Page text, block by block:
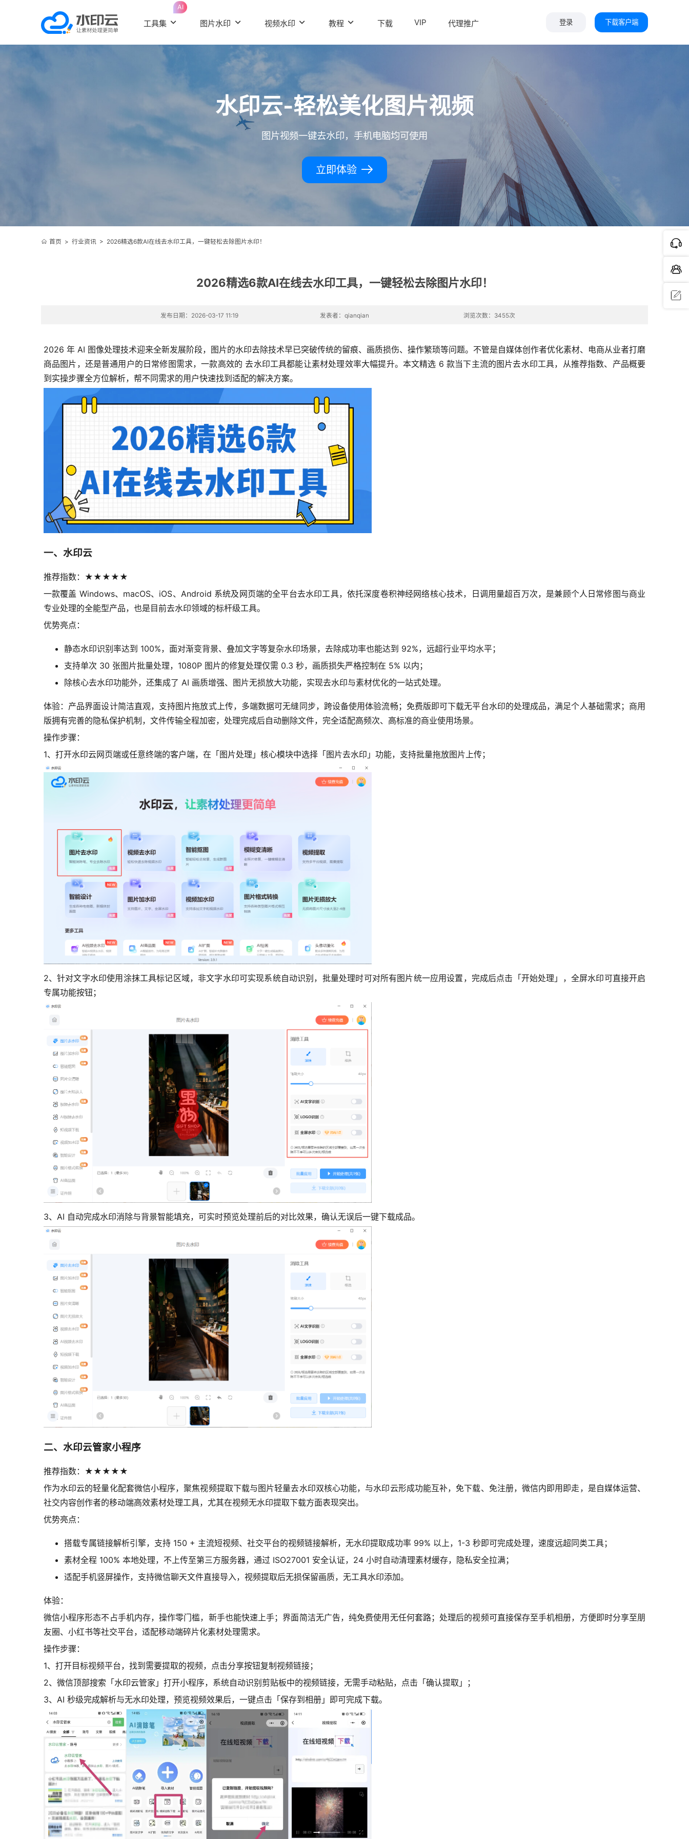
工具集
AI
图片水印 视频水印 教程 下载 VIP 代理推广 登录 下载客户端
水印云-轻松美化图片视频
图片视频一键去水印，手机电脑均可使用
立即体验
首页 > 行业资讯> 2026精选6款AI在线去水印工具，一键轻松去除图片水印！
2026精选6款AI在线去水印工具，一键轻松去除图片水印！
发布日期：2026-03-17 11:19 发表者：qianqian 浏览次数：3455次
2026 年 AI 图像处理技术迎来全新发展阶段，图片的水印去除技术早已突破传统的留痕、画质损伤、操作繁琐等问题。不管是自媒体创作者优化素材、电商从业者打磨
商品图片，还是普通用户的日常修图需求，一款高效的 去水印工具都能让素材处理效率大幅提升。本文精选 6 款当下主流的图片去水印工具，从推荐指数、产品概要
到实操步骤全方位解析，帮不同需求的用户快速找到适配的解决方案。
一、水印云
推荐指数：★★★★★
一款覆盖 Windows、macOS、iOS、Android 系统及网页端的全平台去水印工具，依托深度卷积神经网络核心技术，日调用量超百万次，是兼顾个人日常修图与商业
专业处理的全能型产品，也是目前去水印领域的标杆级工具。
优势亮点：
静态水印识别率达到 100%，面对渐变背景、叠加文字等复杂水印场景，去除成功率也能达到 92%，远超行业平均水平；
支持单次 30 张图片批量处理，1080P 图片的修复处理仅需 0.3 秒，画质损失严格控制在 5% 以内；
除核心去水印功能外，还集成了 AI 画质增强、图片无损放大功能，实现去水印与素材优化的一站式处理。
体验：产品界面设计简洁直观，支持图片拖放式上传，多端数据可无缝同步，跨设备使用体验流畅；免费版即可下载无平台水印的处理成品，满足个人基础需求；商用
版拥有完善的隐私保护机制，文件传输全程加密，处理完成后自动删除文件，完全适配高频次、高标准的商业使用场景。
操作步骤：
1、打开水印云网页端或任意终端的客户端，在「图片处理」核心模块中选择「图片去水印」功能，支持批量拖放图片上传；
2、针对文字水印使用涂抹工具标记区域，非文字水印可实现系统自动识别，批量处理时可对所有图片统一应用设置，完成后点击「开始处理」，全屏水印可直接开启
专属功能按钮；
3、AI 自动完成水印消除与背景智能填充，可实时预览处理前后的对比效果，确认无误后一键下载成品。
二、水印云管家小程序
推荐指数：★★★★★
作为水印云的轻量化配套微信小程序，聚焦视频提取下载与图片轻量去水印双核心功能，与水印云形成功能互补，免下载、免注册，微信内即用即走，是自媒体运营、
社交内容创作者的移动端高效素材处理工具，尤其在视频无水印提取下载方面表现突出。
优势亮点：
搭载专属链接解析引擎，支持 150 + 主流短视频、社交平台的视频链接解析，无水印提取成功率 99% 以上，1-3 秒即可完成处理，速度远超同类工具；
素材全程 100% 本地处理，不上传至第三方服务器，通过 ISO27001 安全认证，24 小时自动清理素材缓存，隐私安全拉满；
适配手机竖屏操作，支持微信聊天文件直接导入，视频提取后无损保留画质，无工具水印添加。
体验：
微信小程序形态不占手机内存，操作零门槛，新手也能快速上手；界面简洁无广告，纯免费使用无任何套路；处理后的视频可直接保存至手机相册，方便即时分享至朋
友圈、小红书等社交平台，适配移动端碎片化素材处理需求。
操作步骤：
1、打开目标视频平台，找到需要提取的视频，点击分享按钮复制视频链接；
2、微信顶部搜索「水印云管家」打开小程序，系统自动识别剪贴板中的视频链接，无需手动粘贴， 点击「确认提取」
；
3、AI 秒级完成解析与无水印处理，预览视频效果后，一键点击「保存到相册」即可完成下载。